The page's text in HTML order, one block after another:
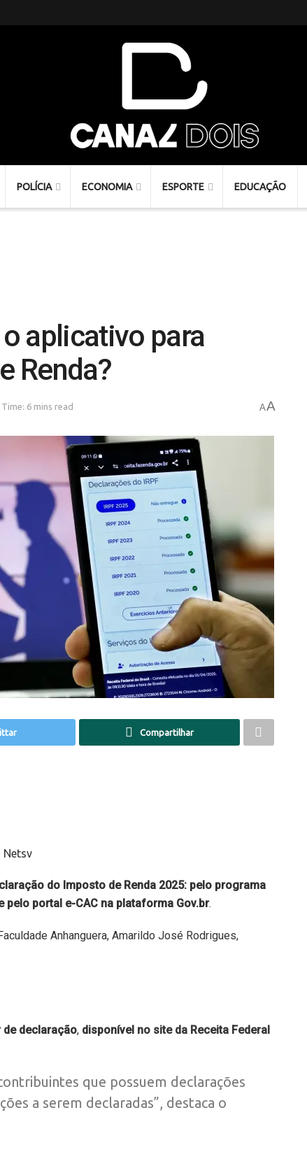
POLÍCIA ECONOMIA ESPORTE EDUCAÇÃO
aplicativo para
Renda?
6 mins read AA
Compartilhar
do Imposto de Renda 2025: pelo programa
portal e-CAC na plataforma Gov.br.
Anhanguera, Amarildo José Rodrigues,
declaração, disponível no site da Receita Federal
que possuem declarações
a serem declaradas”, destaca o